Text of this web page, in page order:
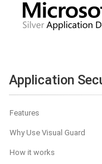
Application
Features
Why Use Visual Guard
How it works